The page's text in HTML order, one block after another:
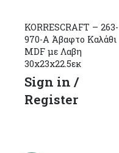
KORRESCRAFT – 263-
970-Α Άβαφτο Καλάθι
MDF με Λαβη
30x23x22.5εκ
Sign in /
Register